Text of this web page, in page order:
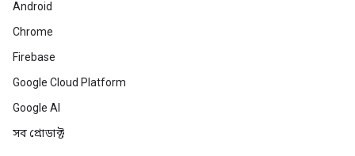
Android
Chrome
Firebase
Google Cloud Platform
Google AI
সব প্রোডাক্ট